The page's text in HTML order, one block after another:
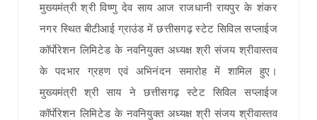
मुख्यमंत्री श्री विष्णु देव साय आज राजधानी रायपुर के शंकर
नगर स्थित बीटीआई ग्राउंड में छत्तीसगढ़ स्टेट सिविल सप्लाईज
कॉर्पाेरेशन लिमिटेड के नवनियुक्त अध्यक्ष श्री संजय श्रीवास्तव
के पदभार ग्रहण एवं अभिनंदन समारोह में शामिल हुए।
मुख्यमंत्री श्री साय ने छत्तीसगढ़ स्टेट सिविल सप्लाईज
कॉर्पाेरेशन लिमिटेड के नवनियुक्त अध्यक्ष श्री संजय श्रीवास्तव